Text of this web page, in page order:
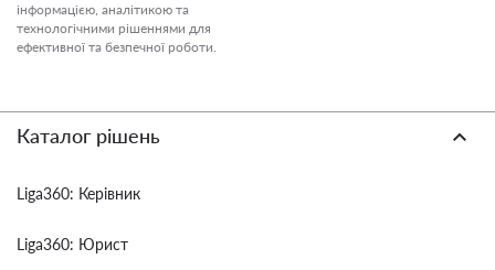
інформацією, аналітикою та
технологічними рішеннями для
ефективної та безпечної роботи.
Каталог рішень
Liga360: Керівник
Liga360: Юрист